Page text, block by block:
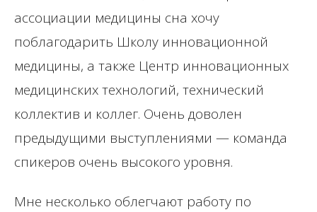
ассоциации медицины сна хочу
поблагодарить Школу инновационной
медицины, а также Центр инновационных
медицинских технологий, технический
коллектив и коллег. Очень доволен
предыдущими выступлениями — команда
спикеров очень высокого уровня.
Мне несколько облегчают работу по